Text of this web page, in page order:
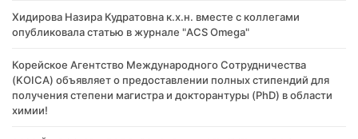
Хидирова Назира Кудратовна к.х.н. вместе с коллегами
опубликовала статью в журнале "ACS Omega"
Корейское Агентство Международного Сотрудничества
(KOICA) объявляет о предоставлении полных стипендий для
получения степени магистра и докторантуры (PhD) в области
химии!